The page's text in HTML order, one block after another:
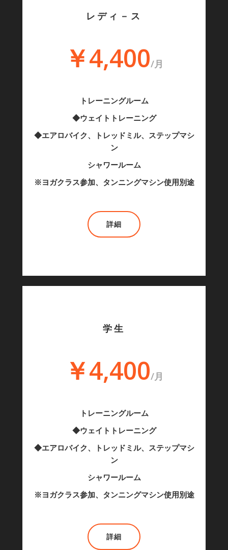
レディ－ス
￥4,400/月
トレーニングルーム
◆ウェイトトレーニング
◆エアロバイク、トレッドミル、ステップマシ
ン
シャワールーム
※ヨガクラス参加、タンニングマシン使用別途
詳細
学生
￥4,400/月
トレーニングルーム
◆ウェイトトレーニング
◆エアロバイク、トレッドミル、ステップマシ
ン
シャワールーム
※ヨガクラス参加、タンニングマシン使用別途
詳細